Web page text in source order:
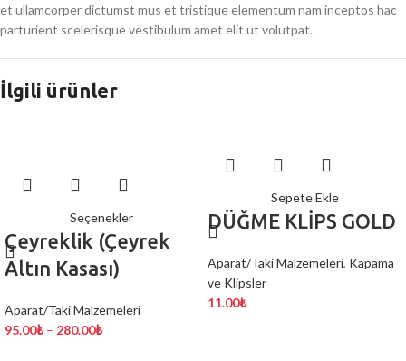
et ullamcorper dictumst mus et tristique elementum nam inceptos hac
parturient scelerisque vestibulum amet elit ut volutpat.
İlgili ürünler
Seçenekler
Çeyreklik (Çeyrek
Altın Kasası)
Aparat/Taki Malzemeleri
95.00₺ – 280.00₺
Sepete Ekle
DÜĞME KLİPS GOLD
Aparat/Taki Malzemeleri, Kapama
ve Klipsler
11.00₺